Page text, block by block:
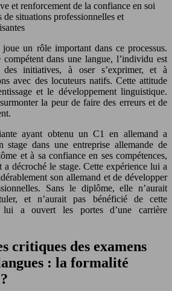
et renforcement de la confiance en soi
de situations professionnelles et
un rôle important dans ce processus.
dans une langue, l’individu est
initiatives, à oser s’exprimer, et à
avec des locuteurs natifs. Cette attitude
et le développement linguistique.
la peur de faire des erreurs et de
ayant obtenu un C1 en allemand a
stage dans une entreprise allemande de
et à sa confiance en ses compétences,
a décroché le stage. Cette expérience lui a
son allemand et de développer
Sans le diplôme, elle n’aurait
et n’aurait pas bénéficié de cette
lui a ouvert les portes d’une carrière
critiques des examens
: la formalité